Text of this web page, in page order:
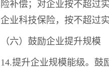
险补偿；对企业按不超过
企业科技保险，按不超过
（六）鼓励企业提升规模
14.提升企业规模能级。鼓